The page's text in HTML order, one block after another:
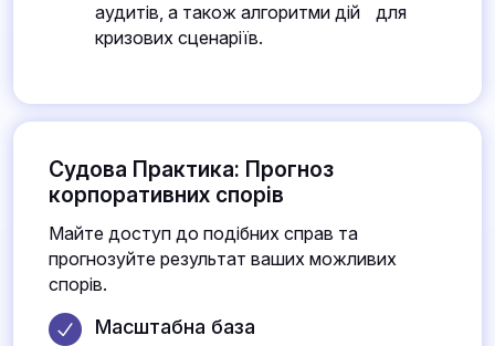
аудитів, а також алгоритми дій для
кризових сценаріїв.
Судова Практика: Прогноз
корпоративних спорів
Майте доступ до подібних справ та
прогнозуйте результат ваших можливих
спорів.
Масштабна база